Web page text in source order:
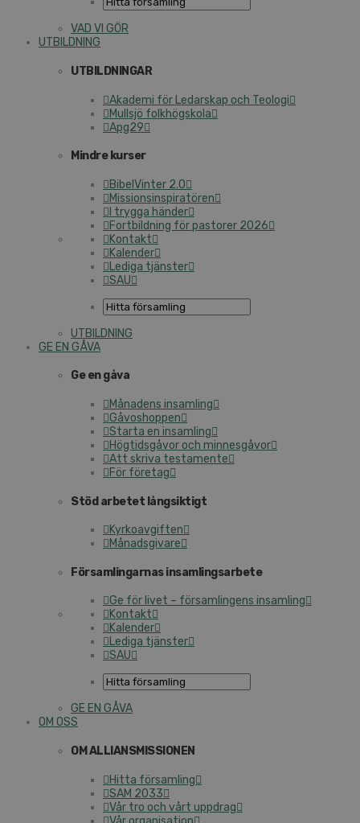
VAD VI GÖR
UTBILDNING
UTBILDNINGAR
Akademi för Ledarskap och Teologi
Mullsjö folkhögskola
Apg29
Mindre kurser
BibelVinter 2.0
Missionsinspiratören
I trygga händer
Fortbildning för pastorer 2026
Kontakt
Kalender
Lediga tjänster
SAU
UTBILDNING
GE EN GÅVA
Ge en gåva
Månadens insamling
Gåvoshoppen
Starta en insamling
Högtidsgåvor och minnesgåvor
Att skriva testamente
För företag
Stöd arbetet långsiktigt
Kyrkoavgiften
Månadsgivare
Församlingarnas insamlingsarbete
Ge för livet – församlingens insamling
Kontakt
Kalender
Lediga tjänster
SAU
GE EN GÅVA
OM OSS
OM ALLIANSMISSIONEN
Hitta församling
SAM 2033
Vår tro och vårt uppdrag